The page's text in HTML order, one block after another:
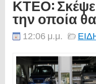
ΚΤΕΟ:
την οποία
12:06 μ.μ.